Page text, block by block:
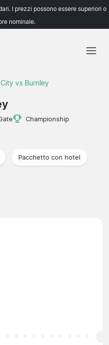
I prezzi possono essere superiori o
nominale.
vs Burnley
Championship
Pacchetto con hotel